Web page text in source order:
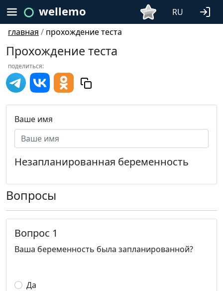
wellemo
RU
главная / прохождение теста
Прохождение теста
поделиться:
Ваше имя
Незапланированная беременность
Вопросы
Вопрос 1
Ваша беременность была запланированной?
Да